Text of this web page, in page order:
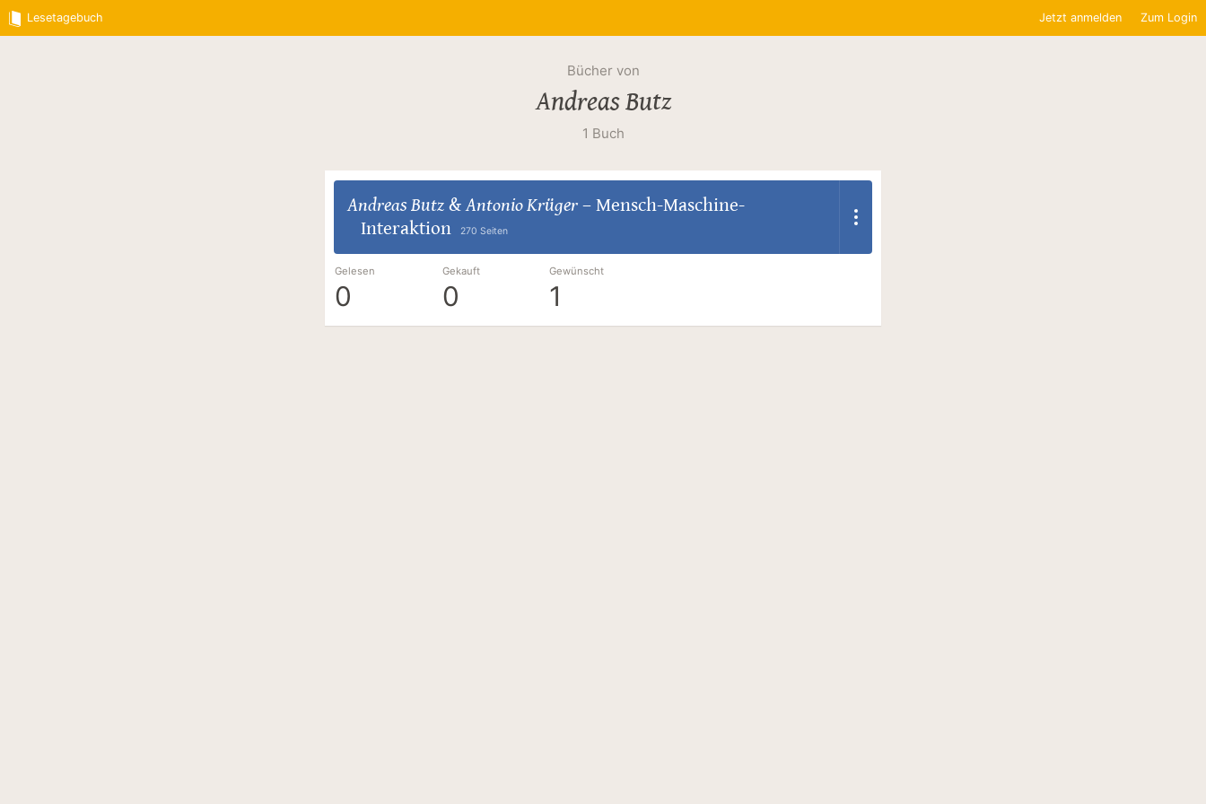
Lesetagebuch Jetzt anmelden Zum Login
Bücher von
Andreas Butz
1 Buch
Andreas Butz&Antonio Krüger– Mensch-Maschine-
Interaktion
270 Seiten
Gelesen
0
Gekauft
0
Gewünscht
1